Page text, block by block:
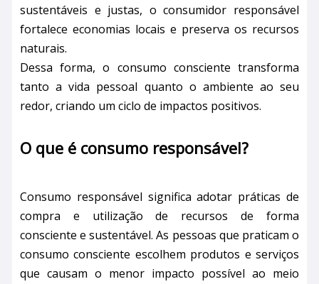
sustentáveis e justas, o consumidor responsável
fortalece economias locais e preserva os recursos
naturais.
Dessa forma, o consumo consciente transforma
tanto a vida pessoal quanto o ambiente ao seu
redor, criando um ciclo de impactos positivos.
O que é consumo responsável?
Consumo responsável significa adotar práticas de
compra e utilização de recursos de forma
consciente e sustentável. As pessoas que praticam o
consumo consciente escolhem produtos e serviços
que causam o menor impacto possível ao meio